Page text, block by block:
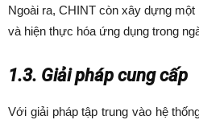
Ngoài ra, CHINT còn xây dựng
và hiện thực hóa ứng dụng trong
1.3. Giải pháp cung cấp
Với giải pháp tập trung vào hệ